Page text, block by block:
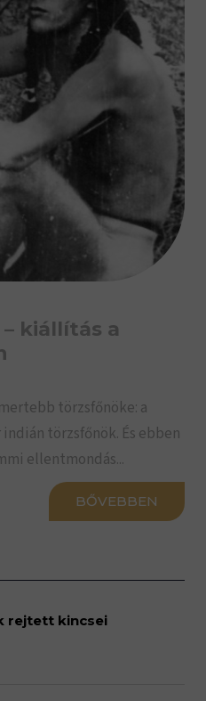
kiállítás a
törzsfőnöke: a
törzsfőnök. És ebben
ellentmondás...
BŐVEBBEN
rejtett kincsei